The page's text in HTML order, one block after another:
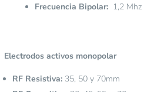
Frecuencia Bipolar: 1,2 Mhz
Electrodos activos monopolar
RF Resistiva:35, 50 y 70mm